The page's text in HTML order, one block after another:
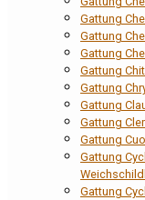
Gattung
Gattung
Gattung
Gattung
Gattung
Gattung
Gattung
Gattung
Gattung
Gattung